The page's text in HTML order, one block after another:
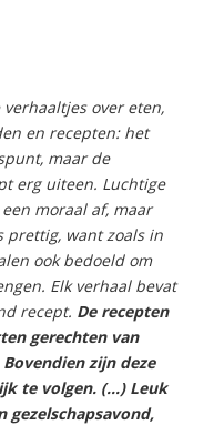
over eten,
en recepten: het
maar de
erg uiteen. Luchtige
moraal af, maar
prettig, want zoals in
ook bedoeld om
Elk verhaal bevat
recept. De recepten
gerechten van
zijn deze
te volgen. (…) Leuk
gezelschapsavond,